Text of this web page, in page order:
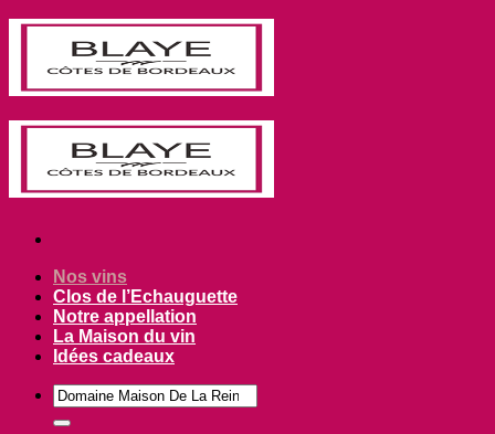
Passer
Nos vins
Clos de l’Echauguette
Notre appellation
La Maison du vin
Idées cadeaux